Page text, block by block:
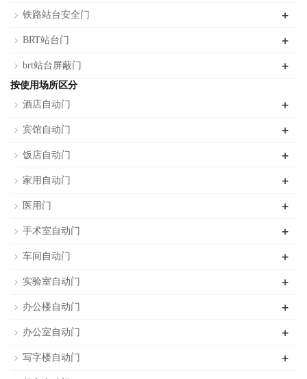
铁路站台安全门 +
BRT站台门 +
brt站台屏蔽门 +
按使用场所区分
酒店自动门
+
宾馆自动门 +
饭店自动门 +
家用自动门 +
医用门 +
手术室自动门 +
车间自动门 +
实验室自动门 +
办公楼自动门 +
办公室自动门 +
写字楼自动门 +